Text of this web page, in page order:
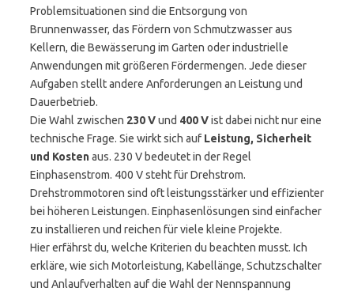
Problemsituationen sind die Entsorgung von
Brunnenwasser, das Fördern von Schmutzwasser aus
Kellern, die Bewässerung im Garten oder industrielle
Anwendungen mit größeren Fördermengen. Jede dieser
Aufgaben stellt andere Anforderungen an Leistung und
Dauerbetrieb.
Die Wahl zwischen 230 Vund 400 Vist dabei nicht nur eine
technische Frage. Sie wirkt sich auf Leistung, Sicherheit
und Kostenaus. 230 V bedeutet in der Regel
Einphasenstrom. 400 V steht für Drehstrom.
Drehstrommotoren sind oft leistungsstärker und effizienter
bei höheren Leistungen. Einphasenlösungen sind einfacher
zu installieren und reichen für viele kleine Projekte.
Hier erfährst du, welche Kriterien du beachten musst. Ich
erkläre, wie sich Motorleistung, Kabellänge, Schutzschalter
und Anlaufverhalten auf die Wahl der Nennspannung